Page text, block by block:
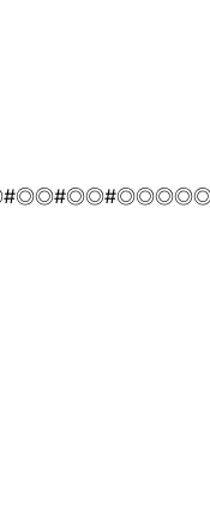
#◎◎#◎◎